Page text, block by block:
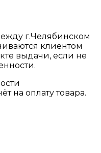
г.Челябинском
клиентом
выдачи, если не
на оплату товара.